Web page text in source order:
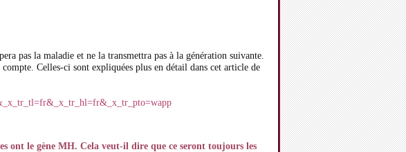
pas la maladie et ne la transmettra pas à la génération suivante.
Celles-ci sont expliquées plus en détail dans cet article de
ont le gène MH. Cela veut-il dire que ce seront toujours les